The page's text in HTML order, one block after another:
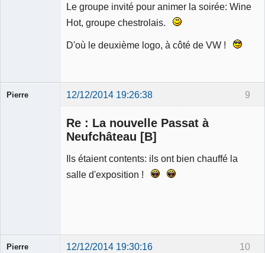
Le groupe invité pour animer la soirée: Wine
Hot, groupe chestrolais.
D'où le deuxième logo, à côté de VW !
9
Pierre 12/12/2014 19:26:38
Re : La nouvelle Passat à
Neufchâteau [B]
Ils étaient contents: ils ont bien chauffé la
salle d'exposition !
10
Pierre 12/12/2014 19:30:16